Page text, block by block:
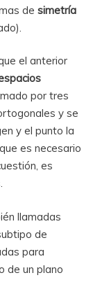
de simetría
el anterior
por tres
y se
y el punto la
es necesario
es
llamadas
de
para
de un plano